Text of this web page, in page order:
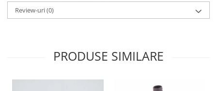
Frana utilaje
Supapa franare
Rezervor lichid de frana
Antigel frane
Piese Renault
Piese Weidemann
Piese Sennebogen
Review-uri(0)
PRODUSE SIMILARE